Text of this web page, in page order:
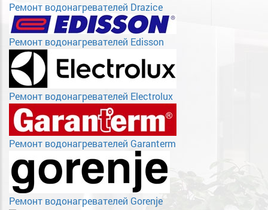
Ремонт водонагревателей Drazice
Ремонт водонагревателей Edisson
Ремонт водонагревателей Electrolux
Ремонт водонагревателей Garanterm
Ремонт водонагревателей Gorenje